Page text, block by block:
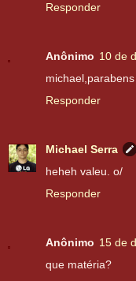
Responder
Anônimo 10 de
Responder
Michael Serra
heheh valeu. o/
Responder
Anônimo 15 de
que matéria?